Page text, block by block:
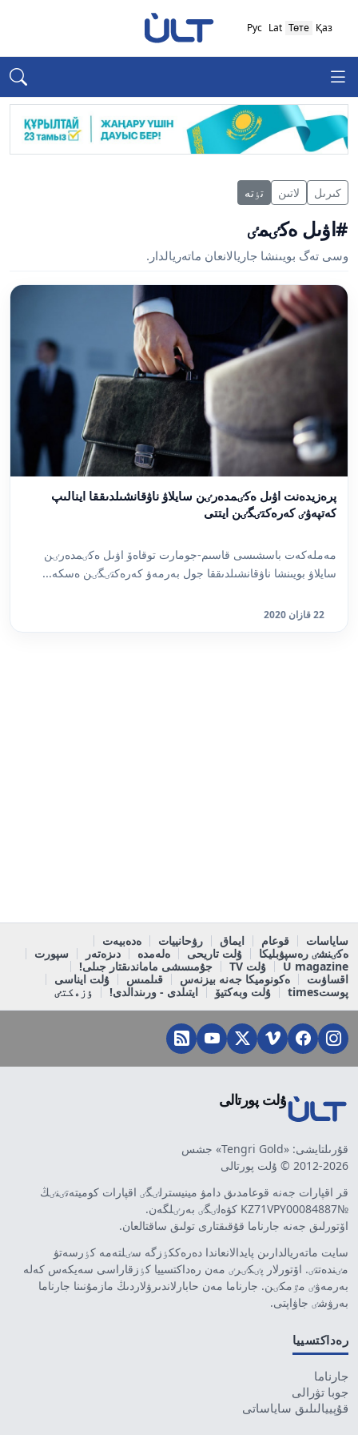
Қаз
Төте
Lat
Рус
كىرىل لاتىن تٶتە
#اۋىل ەكٸمٸ
وسى تەگ بويىنشا جاريالانعان ماتەريالدار.
پرەزيدەنت اۋىل ەكٸمدەرٸن سايلاۋ ناۋقانشىلدىققا اينالىپ
كەتپەۋٸ كەرەكتٸگٸن ايتتى
مەملەكەت باسشىسى قاسىم-جومارت توقاەۆ اۋىل ەكٸمدەرٸن
سايلاۋ بويىنشا ناۋقانشىلدىققا جول بەرمەۋ كەرەكتٸگٸن ەسكە...
22 قازان 2020
ساياسات قوعام ايماق رۋحانييات
ەدەبيەت
ەكٸنشٸ رەسپۋبليكا
ۇلت تاريحى ەلەمدە دىزەتەر
سپورت
U magazine
ۇلت TV
جۇمىسشى ماماندىقتار جىلى!
اقساۋىت
ەكونوميكا جەنە بيزنەس قىلمىس
ۇلت ايناسى
پوستtimes
ۇلت وبەكتيۆ ايتىلدى - ورىندالدى! ٶزەكتٸ
ۇلت پورتالى
قۇرىلتايشى: «Tengri Gold» جشس
2012-2026 © ۇلت پورتالى
قر اقپارات جەنە قوعامدىق دامۋ مينيسترلٸگٸ اقپارات كوميتەتٸنٸڭ
№KZ71VPY00084887 كۋەلٸگٸ بەرٸلگەن.
اۆتورلىق جەنە جارناما قۇقىقتارى تولىق ساقتالعان.
سايت ماتەريالدارىن پايدالانعاندا دەرەككٶزگە سٸلتەمە كٶرسەتۋ
مٸندەتتٸ. اۆتورلار پٸكٸرٸ مەن رەداكتسييا كٶزقاراسى سەيكەس كەلە
بەرمەۋٸ مٷمكٸن. جارناما مەن حابارلاندىرۋلاردىڭ مازمۇنىنا جارناما
بەرۋشٸ جاۋاپتى.
رەداكتسييا
جارناما
جوبا تۋرالى
قۇپييالىلىق ساياساتى